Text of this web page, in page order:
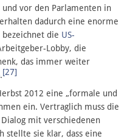
vor den Parlamenten in
dadurch eine enorme
bezeichnet die US-
Lobby, die
das immer weiter
[27]
2012 eine „formale und
ein. Vertraglich muss die
mit verschiedenen
stellte sie klar, dass eine